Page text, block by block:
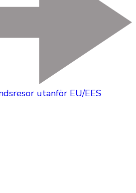
utanför EU/EES